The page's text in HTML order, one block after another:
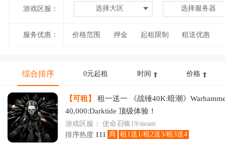
游戏区服： 选择大区 选择服务器
服务优惠： 价格范围 押金 起租限制 租送优惠
综合排序 0元起租 时间 价格
【可租】
租一送一 《战锤40K:暗潮》
40,000:Darktide 顶级体验！
游戏区服： 使命召唤19/steam
排序热度 111 商 租1送1/租2送3/租3送4